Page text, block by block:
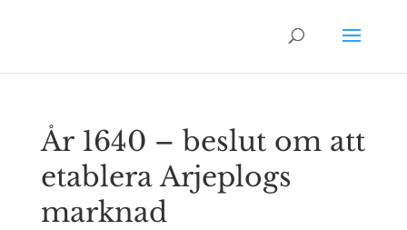
År 1640 – beslut om att
etablera Arjeplogs
marknad